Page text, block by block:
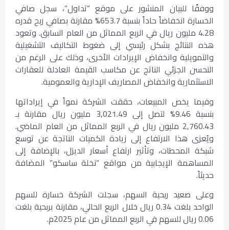
ووفقًا للبيان المنشور على موقع “تداول”، سجل صافي
الخسارة انخفاضاً حاداً بنسبة 653.7% مقارنة بصافي ربح قدره
4.28 مليون ريال في الربع المماثل من العام السابق. وتعود
هذه النتائج بشكل رئيسي إلى ضغوط التكاليف التشغيلية
والتمويلية وانخفاض الإيرادات الأخرى، وذلك على الرغم من
التحسن الجزئي الناتج عن مكاسب القيمة العادلة للعقارات
الاستثمارية وانخفاض المصاريف الإدارية والعمومية.
وفيما يخص المبيعات، حققت الشركة نمواً في إيراداتها
بنسبة 9.46% لتصل إلى 3,021.49 مليون ريال مقارنة بـ
2,760.43 مليون ريال في الربع المماثل من العام الماضي.
ويُعزى هذا الارتفاع إلى زيادة الكميات الناتجة عن توسع
شبكة المحطات، وتأثير ارتفاع أسعار الديزل، بالإضافة إلى
المساهمة الإيجابية من مواقع “نخلة ساسكو” المضافة
حديثاً.
وعلى صعيد ربحية السهم، سجلت الشركة خسارة للسهم
الواحد بلغت 0.34 ريال خلال الربع الحالي، مقارنة بربحية بلغت
0.06 ريال للسهم في الربع المماثل من عام 2025م.